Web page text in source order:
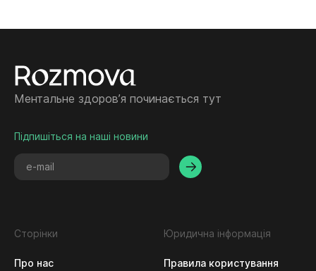
Ментальне здоровʼя починається тут
Підпишіться на наші новини
Сторінки
Про нас
Юридична інформація
Правила користування